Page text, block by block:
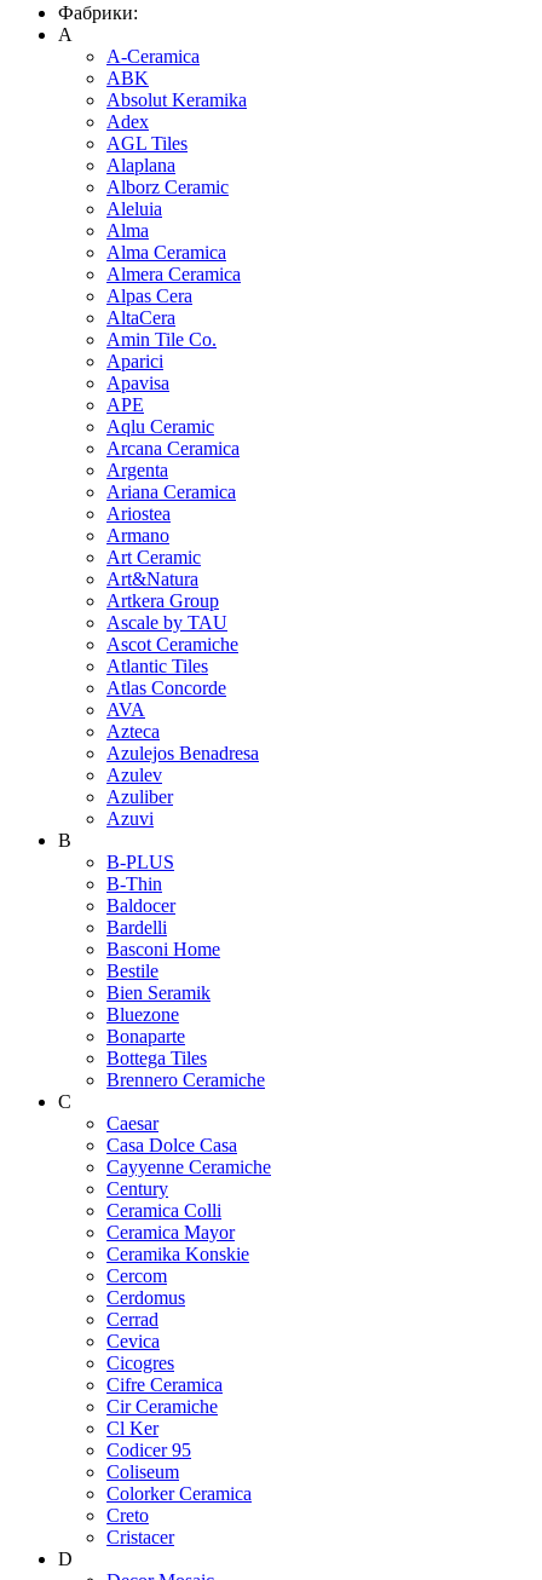
Фабрики:
A
A-Ceramica
ABK
Absolut Keramika
Adex
AGL Tiles
Alaplana
Alborz Ceramic
Aleluia
Alma
Alma Ceramica
Almera Ceramica
Alpas Cera
AltaCera
Amin Tile Co.
Aparici
Apavisa
APE
Aqlu Ceramic
Arcana Ceramica
Argenta
Ariana Ceramica
Ariostea
Armano
Art Ceramic
Art&Natura
Artkera Group
Ascale by TAU
Ascot Ceramiche
Atlantic Tiles
Atlas Concorde
AVA
Azteca
Azulejos Benadresa
Azulev
Azuliber
Azuvi
B
B-PLUS
B-Thin
Baldocer
Bardelli
Basconi Home
Bestile
Bien Seramik
Bluezone
Bonaparte
Bottega Tiles
Brennero Ceramiche
C
Caesar
Casa Dolce Casa
Cayyenne Ceramiche
Century
Ceramica Colli
Ceramica Mayor
Ceramika Konskie
Cercom
Cerdomus
Cerrad
Cevica
Cicogres
Cifre Ceramica
Cir Ceramiche
Cl Ker
Codicer 95
Coliseum
Colorker Ceramica
Creto
Cristacer
D